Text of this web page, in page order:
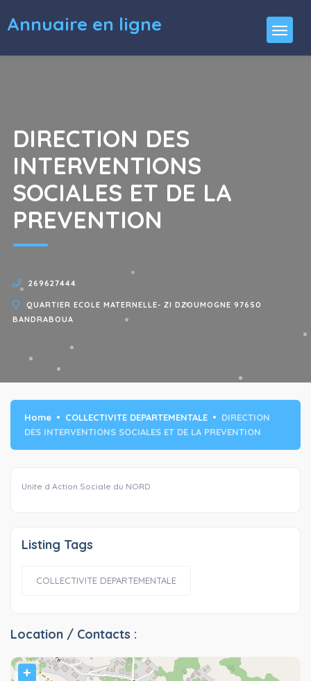
Annuaire en ligne
DIRECTION DES
INTERVENTIONS
SOCIALES ET DE LA
PREVENTION
269627444
QUARTIER ECOLE MATERNELLE- ZI DZOUMOGNE 97650
BANDRABOUA
Home COLLECTIVITE DEPARTEMENTALE
DIRECTION
DES INTERVENTIONS SOCIALES ET DE LA PREVENTION
Unite d Action Sociale du NORD
Listing Tags
COLLECTIVITE DEPARTEMENTALE
Location / Contacts :
+